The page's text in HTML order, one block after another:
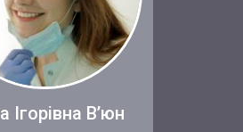
Ігорівна В’юн